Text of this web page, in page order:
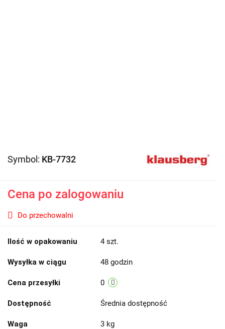
Symbol: KB-7732
Cena po zalogowaniu
Do przechowalni
Ilość w opakowaniu 4 szt.
Wysyłka w ciągu 48 godzin
Cena przesyłki 0
Dostępność Średnia dostępność
Waga 3 kg